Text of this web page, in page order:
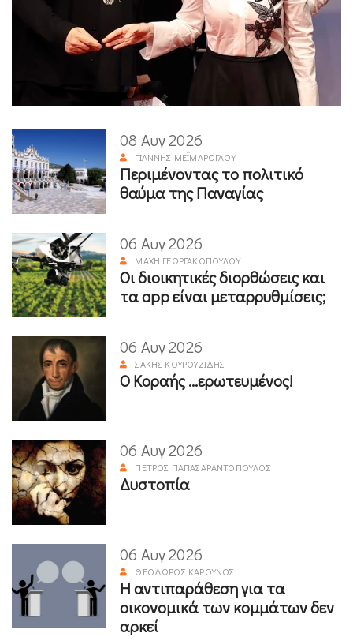
08 Αυγ 2026
ΓΙΆΝΝΗΣ ΜΕΪΜΆΡΟΓΛΟΥ
Περιμένοντας το πολιτικό
θαύμα της Παναγίας
06 Αυγ 2026
ΜΆΧΗ ΓΕΩΡΓΑΚΟΠΟΎΛΟΥ
Οι διοικητικές διορθώσεις και
τα app είναι μεταρρυθμίσεις;
06 Αυγ 2026
ΣΆΚΗΣ ΚΟΥΡΟΥΖΊΔΗΣ
Ο Κοραής ...ερωτευμένος!
06 Αυγ 2026
ΠΈΤΡΟΣ ΠΑΠΑΣΑΡΑΝΤΌΠΟΥΛΟΣ
Δυστοπία
06 Αυγ 2026
ΘΕΌΔΩΡΟΣ ΚΑΡΟΎΝΟΣ
Η αντιπαράθεση για τα
οικονομικά των κομμάτων δεν
αρκεί